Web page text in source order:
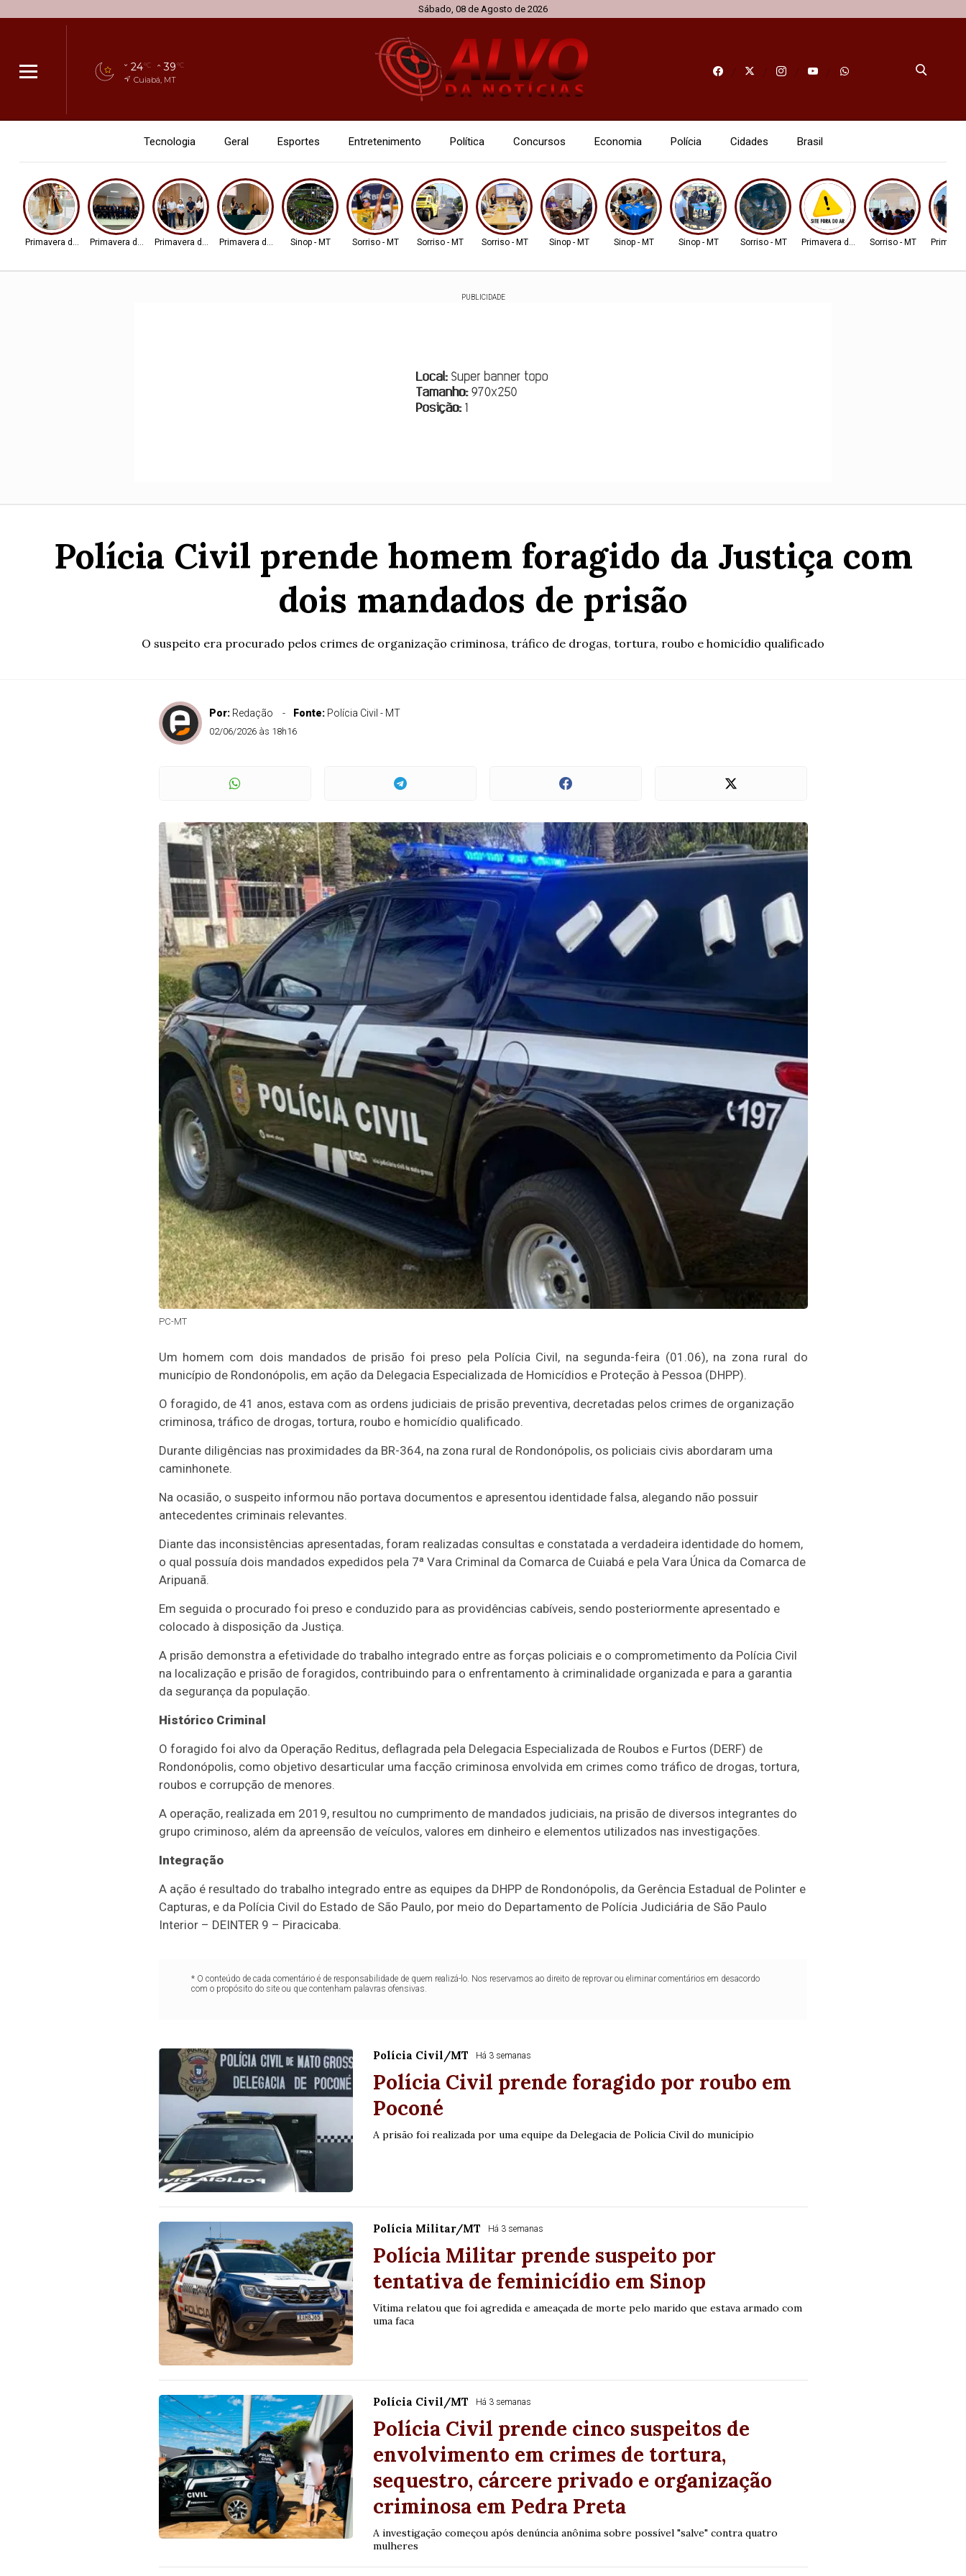
Sábado, 08 de Agosto de 2026
24°C 39°C
Cuiabá, MT
Tecnologia Geral Esportes Entretenimento Política Concursos Economia Polícia Cidades Brasil
Primavera do LestePrimavera do LestePrimavera do LestePrimavera do LesteSinop - MT Sorriso - MT Sorriso - MT Sorriso - MT Sinop - MT Sinop - MT Sinop - MT Sorriso - MT Primavera do LesteSorriso - MT
PUBLICIDADE
Polícia Civil prende homem foragido da Justiça com
dois mandados de prisão
O suspeito era procurado pelos crimes de organização criminosa, tráfico de drogas, tortura, roubo e homicídio qualificado
Por: Redação Fonte: Polícia Civil - MT
02/06/2026 às 18h16
PC-MT
Um homem com dois mandados de prisão foi preso pela Polícia Civil, na segunda-feira (01.06), na zona rural do
município de Rondonópolis, em ação da Delegacia Especializada de Homicídios e Proteção à Pessoa (DHPP).
O foragido, de 41 anos, estava com as ordens judiciais de prisão preventiva, decretadas pelos crimes de organização
criminosa, tráfico de drogas, tortura, roubo e homicídio qualificado.
Durante diligências nas proximidades da BR-364, na zona rural de Rondonópolis, os policiais civis abordaram uma
caminhonete.
Na ocasião, o suspeito informou não portava documentos e apresentou identidade falsa, alegando não possuir
antecedentes criminais relevantes.
Diante das inconsistências apresentadas, foram realizadas consultas e constatada a verdadeira identidade do homem,
o qual possuía dois mandados expedidos pela 7ª Vara Criminal da Comarca de Cuiabá e pela Vara Única da Comarca de
Aripuanã.
Em seguida o procurado foi preso e conduzido para as providências cabíveis, sendo posteriormente apresentado e
colocado à disposição da Justiça.
A prisão demonstra a efetividade do trabalho integrado entre as forças policiais e o comprometimento da Polícia Civil
na localização e prisão de foragidos, contribuindo para o enfrentamento à criminalidade organizada e para a garantia
da segurança da população.
Histórico Criminal
O foragido foi alvo da Operação Reditus, deflagrada pela Delegacia Especializada de Roubos e Furtos (DERF) de
Rondonópolis, como objetivo desarticular uma facção criminosa envolvida em crimes como tráfico de drogas, tortura,
roubos e corrupção de menores.
A operação, realizada em 2019, resultou no cumprimento de mandados judiciais, na prisão de diversos integrantes do
grupo criminoso, além da apreensão de veículos, valores em dinheiro e elementos utilizados nas investigações.
Integração
A ação é resultado do trabalho integrado entre as equipes da DHPP de Rondonópolis, da Gerência Estadual de Polinter e
Capturas, e da Polícia Civil do Estado de São Paulo, por meio do Departamento de Polícia Judiciária de São Paulo
Interior – DEINTER 9 – Piracicaba.
* O conteúdo de cada comentário é de responsabilidade de quem realizá-lo. Nos reservamos ao direito de reprovar ou eliminar comentários em desacordo
com o propósito do site ou que contenham palavras ofensivas.
Polícia Civil/MT Há 3 semanas
Polícia Civil prende foragido por roubo em
Poconé
A prisão foi realizada por uma equipe da Delegacia de Polícia Civil do município
Polícia Militar/MT Há 3 semanas
Polícia Militar prende suspeito por
tentativa de feminicídio em Sinop
Vítima relatou que foi agredida e ameaçada de morte pelo marido que estava armado com
uma faca
Polícia Civil/MT Há 3 semanas
Polícia Civil prende cinco suspeitos de
envolvimento em crimes de tortura,
sequestro, cárcere privado e organização
criminosa em Pedra Preta
A investigação começou após denúncia anônima sobre possível "salve" contra quatro
mulheres